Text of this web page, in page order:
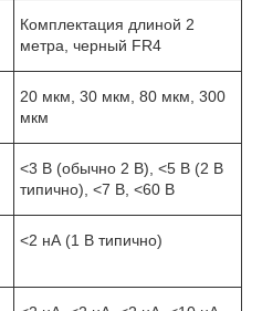
Комплектация длиной 2
метра, черный FR4
20 мкм, 30 мкм, 80 мкм, 300
мкм
<3 В (обычно 2 В), <5 В (2 В
типично), <7 В, <60 В
<2 нА (1 В типично)